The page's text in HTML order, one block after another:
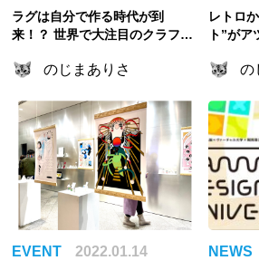
ラグは自分で作る時代が到
来！？ 世界で大注目のクラフト
のじまありさ
レトロ
ト”が
の
EVENT 2022.01.14 NEWS